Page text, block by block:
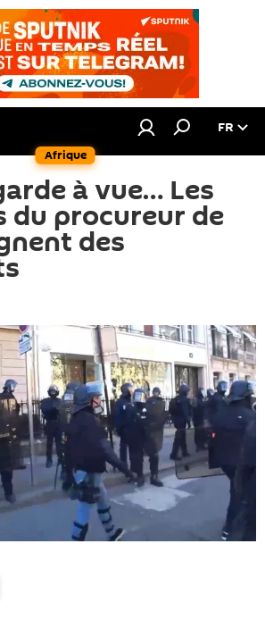
Afrique
FR
à vue… Les
du procureur de
des